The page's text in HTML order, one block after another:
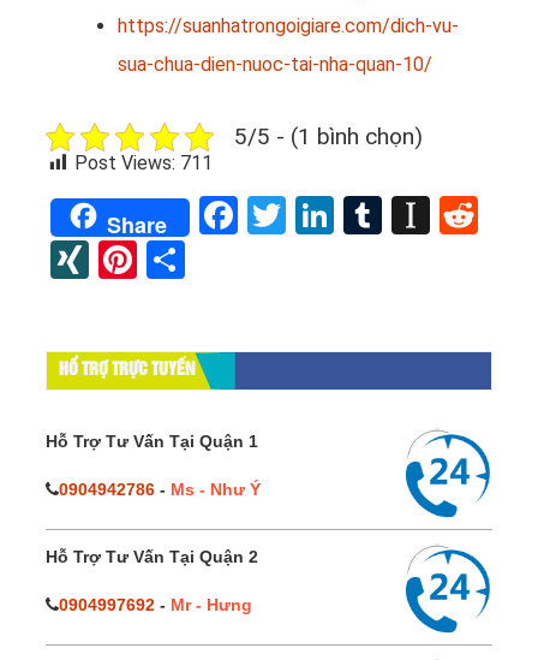
https://suanhatrongoigiare.com/dich-vu-
sua-chua-dien-nuoc-tai-nha-quan-10/
5/5 - (1 bình chọn)
Post Views: 711
Share Facebook
TwitterLinkedIn
Tumblr
XINGPinterest
HỔ TRỢ TRỰC TUYẾN
Hỗ Trợ Tư Vấn Tại Quận 1
0904942786 - Ms - Như Ý
Hỗ Trợ Tư Vấn Tại Quận 2
0904997692 - Mr - Hưng